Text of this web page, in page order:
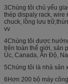
3Chúng tôi chủ yếu
thép dispaly rack, wire
chuck, lồng lưu
vv
4Chúng tôi được
trên toàn thế giới, sản
Úc, Canada, Ấn Độ,
5Chúng tôi là nhà sản
6Hơn 200 bộ máy